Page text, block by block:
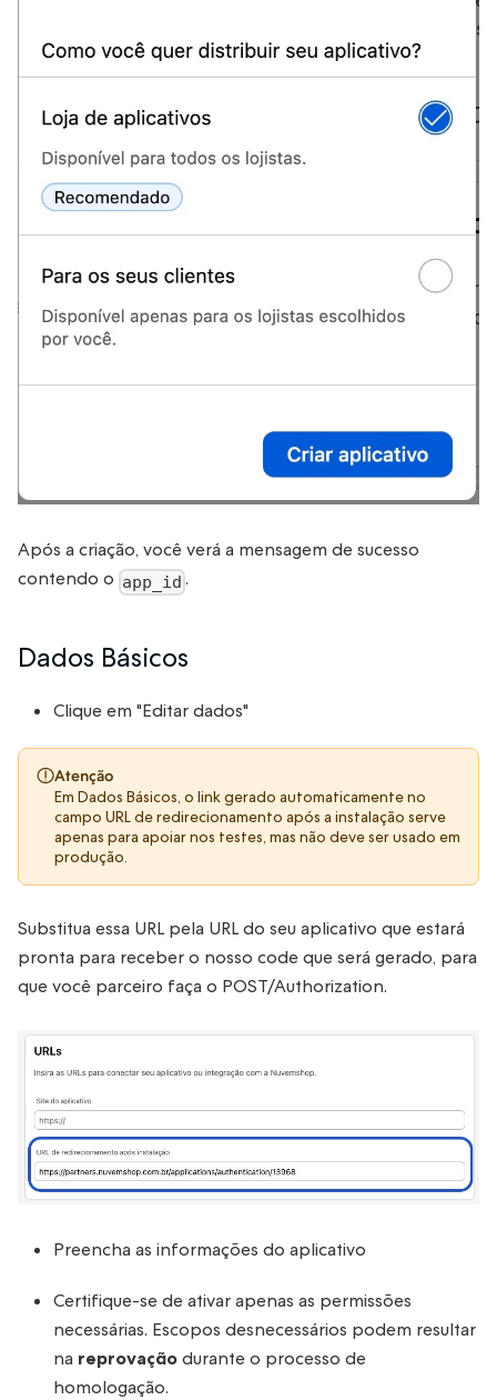
Após a criação, você verá a mensagem de sucesso
contendo o app_id .
Dados Básicos
Clique em "Editar dados"
Atenção
Em Dados Básicos, o link gerado automaticamente no
campo URL de redirecionamento após a instalação serve
apenas para apoiar nos testes, mas não deve ser usado em
produção.
Substitua essa URL pela URL do seu aplicativo que estará
pronta para receber o nosso code que será gerado, para
que você parceiro faça o POST/Authorization.
Preencha as informações do aplicativo
Certifique-se de ativar apenas as permissões
necessárias. Escopos desnecessários podem resultar
na reprovaçãodurante o processo de
homologação.